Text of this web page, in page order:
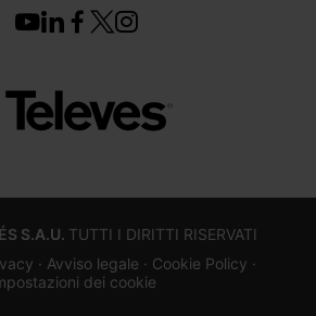
S.A.U. TUTTI I DIRITTI RISERVATI
· Avviso legale · Cookie Policy ·
dei cookie